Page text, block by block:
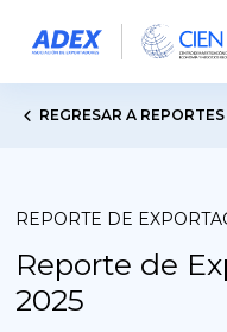
REGRESAR A REPORTES
REPORTE DE
Reporte de
2025